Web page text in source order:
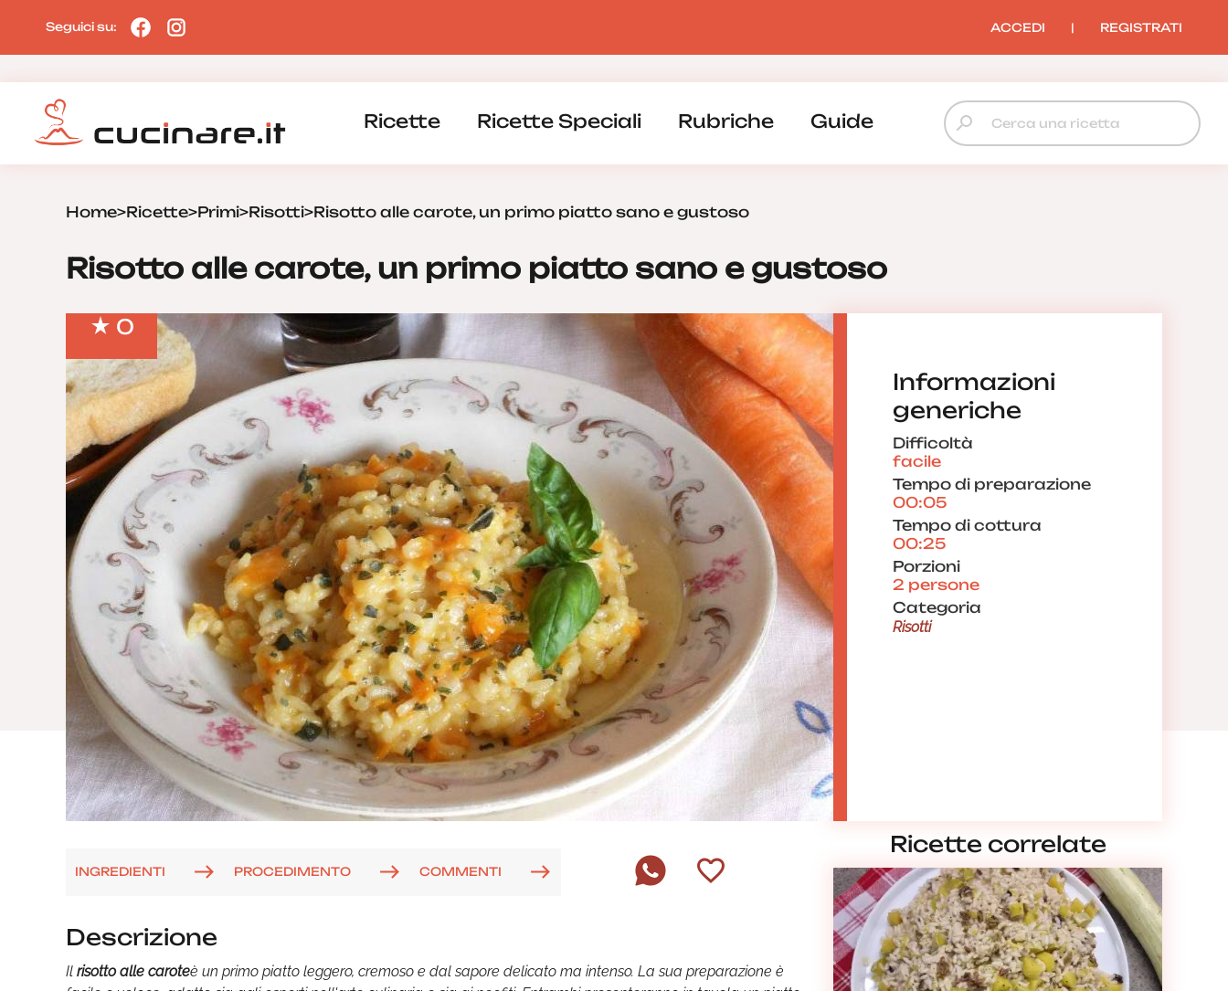
Seguici su: ACCEDI | REGISTRATI
Ricette Ricette Speciali Rubriche Guide
Home>Ricette>Primi>Risotti>Risotto alle carote, un primo piatto sano e gustoso
Risotto alle carote, un primo piatto sano e gustoso
0
Informazioni
generiche
Difficoltà
facile
Tempo di preparazione
00:05
Tempo di cottura
00:25
Porzioni
2 persone
Categoria
Risotti
INGREDIENTI PROCEDIMENTO COMMENTI
Descrizione
Il risotto alle caroteè un primo piatto leggero, cremoso e dal sapore delicato ma intenso. La sua preparazione è
Ricette correlate